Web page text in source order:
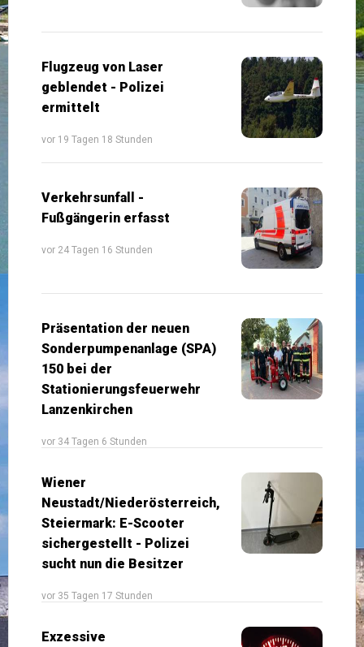
Flugzeug von Laser
geblendet - Polizei
ermittelt
vor 19 Tagen 18 Stunden
Verkehrsunfall -
Fußgängerin erfasst
vor 24 Tagen 16 Stunden
Präsentation der neuen
Sonderpumpenanlage (SPA)
150 bei der
Stationierungsfeuerwehr
Lanzenkirchen
vor 34 Tagen 6 Stunden
Wiener
Neustadt/Niederösterreich,
Steiermark: E-Scooter
sichergestellt - Polizei
sucht nun die Besitzer
vor 35 Tagen 17 Stunden
Exzessive